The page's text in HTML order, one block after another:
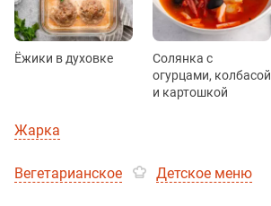
Ёжики в духовке
Солянка с
огурцами, колбасой
и картошкой
Жарка
Вегетарианское Детское меню